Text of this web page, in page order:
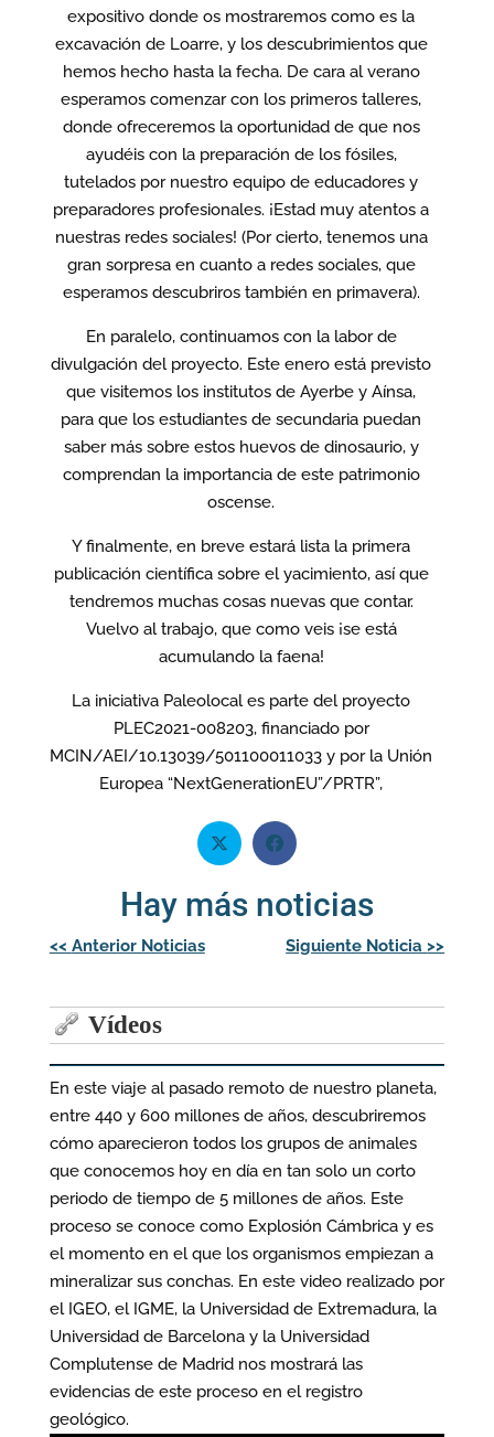
expositivo donde os mostraremos como es la
excavación de Loarre, y los descubrimientos que
hemos hecho hasta la fecha. De cara al verano
esperamos comenzar con los primeros talleres,
donde ofreceremos la oportunidad de que nos
ayudéis con la preparación de los fósiles,
tutelados por nuestro equipo de educadores y
preparadores profesionales. ¡Estad muy atentos a
nuestras redes sociales! (Por cierto, tenemos una
gran sorpresa en cuanto a redes sociales, que
esperamos descubriros también en primavera).
En paralelo, continuamos con la labor de
divulgación del proyecto. Este enero está previsto
que visitemos los institutos de Ayerbe y Aínsa,
para que los estudiantes de secundaria puedan
saber más sobre estos huevos de dinosaurio, y
comprendan la importancia de este patrimonio
oscense.
Y finalmente, en breve estará lista la primera
publicación científica sobre el yacimiento, así que
tendremos muchas cosas nuevas que contar.
Vuelvo al trabajo, que como veis ¡se está
acumulando la faena!
La iniciativa Paleolocal es parte del proyecto
PLEC2021-008203, financiado por
MCIN/AEI/10.13039/501100011033 y por la Unión
Europea “NextGenerationEU”/PRTR”,
Hay más noticias
Navegación
de
<< Anterior Noticias Siguiente Noticia >>
Vídeos
En este viaje al pasado remoto de nuestro planeta,
entre 440 y 600 millones de años, descubriremos
cómo aparecieron todos los grupos de animales
que conocemos hoy en día en tan solo un corto
periodo de tiempo de 5 millones de años. Este
proceso se conoce como Explosión Cámbrica y es
el momento en el que los organismos empiezan a
mineralizar sus conchas. En este video realizado por
el IGEO, el IGME, la Universidad de Extremadura, la
Universidad de Barcelona y la Universidad
Complutense de Madrid nos mostrará las
evidencias de este proceso en el registro
geológico.